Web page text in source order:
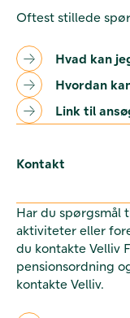
Oftest stillede
Hvad kan
Hvordan
Link til
Kontakt
Har du spørgsmål
aktiviteter eller
du kontakte Velliv
pensionsordning
kontakte Velliv.